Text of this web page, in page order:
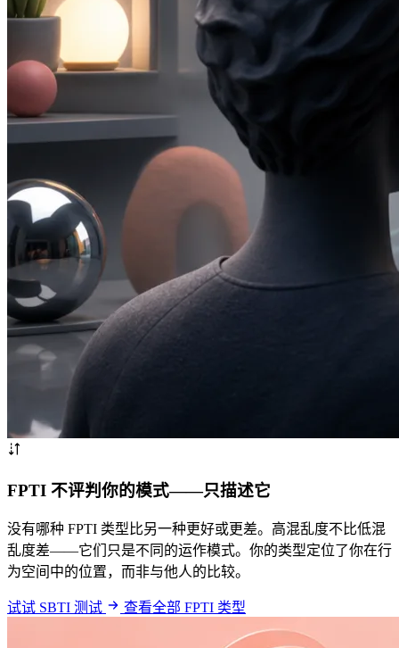
FPTI 不评判你的模式——只描述它
没有哪种 FPTI 类型比另一种更好或更差。高混乱度不比低混
乱度差——它们只是不同的运作模式。你的类型定位了你在行
为空间中的位置，而非与他人的比较。
试试 SBTI 测试 查看全部 FPTI 类型